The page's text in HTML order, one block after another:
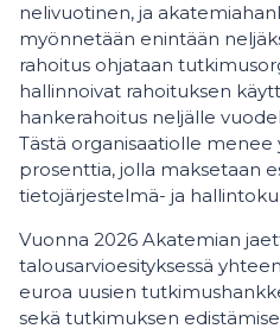
nelivuotinen, ja
myönnetään enintään
rahoitus ohjataan
hallinnoivat rahoituksen
hankerahoitus neljälle
Tästä organisaatiolle menee
prosenttia, jolla maksetaan
tietojärjestelmä- ja
Vuonna 2026 Akatemian
talousarvioesityksessä
euroa uusien
sekä tutkimuksen